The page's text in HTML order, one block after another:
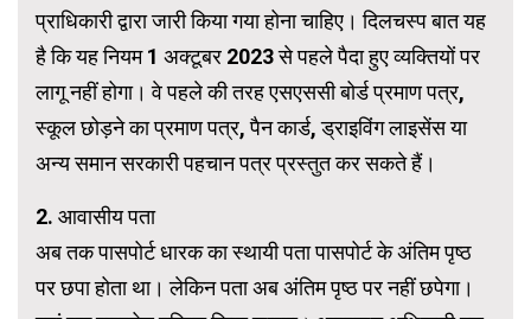
प्राधिकारी द्वारा जारी किया गया होना चाहिए। दिलचस्प बात यह
है कि यह नियम 1 अक्टूबर 2023 से पहले पैदा हुए व्यक्तियों पर
लागू नहीं होगा। वे पहले की तरह एसएससी बोर्ड प्रमाण पत्र,
स्कूल छोड़ने का प्रमाण पत्र, पैन कार्ड, ड्राइविंग लाइसेंस या
अन्य समान सरकारी पहचान पत्र प्रस्तुत कर सकते हैं।
2. आवासीय पता
अब तक पासपोर्ट धारक का स्थायी पता पासपोर्ट के अंतिम पृष्ठ
पर छपा होता था। लेकिन पता अब अंतिम पृष्ठ पर नहीं छपेगा।